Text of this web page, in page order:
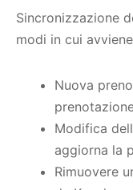
Sincronizzazione
modi in cui
Nuova
Modifica
aggiorna la
Rimuovere